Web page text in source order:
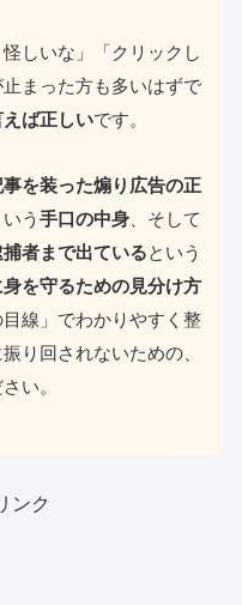
しいな」「クリックし
まった方も多いはずで
ば正しいです。
を装った煽り広告の正
う 手口の中身、そして
者まで出ているという
を守るための見分け方
線」でわかりやすく整
り回されないための、
い。
ンク